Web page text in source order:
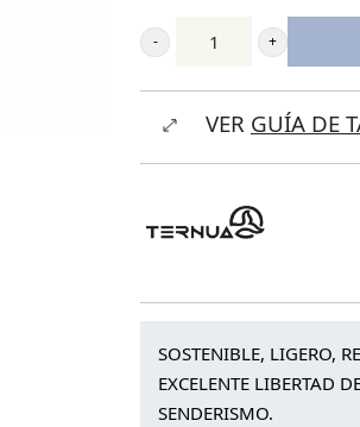
Ternua
Upright
Pant
cantidad
VER GUÍA DE
SOSTENIBLE, LIGERO,
EXCELENTE LIBERTAD
SENDERISMO.